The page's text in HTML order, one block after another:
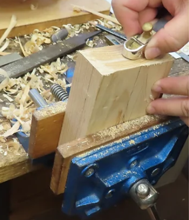
み、取付を完了していた・・。最後の詰め
緒止め用の5mmの穴あけ、オリジナルのラ
ヴェル貼付、2mmのピンで裏板を固定ポツ
単位のずれなく裏板を膠張り。クランプで
め。いつものにっこり・・。来週からは楽
いニス塗りの開始である。続いてSaveuse
のチェロが待っている・・・。